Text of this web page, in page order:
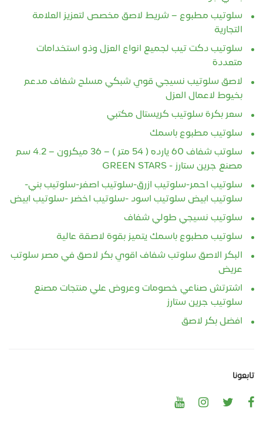
سلوتيب مطبوع – شريط لاصق مخصص لتعزيز العلامة
التجارية
سلوتيب دكت تيب لجميع انواع العزل وذو استخدامات
متعددة
لاصق سلوتيب نسيجي قوي شبكي مسلح شفاف مدعم
بخيوط لاعمال العزل
سعر بكرة سلوتيب كريستال مكتبي
سلوتيب مطبوع باسمك
سلوتب شفاف 60 يارده ( 54 متر ) – 36 ميكرون – 4.2 سم
مصنع جرين ستارز - GREEN STARS
سلوتيب احمر-سلوتيب ازرق-سلوتيب اصفر-سلوتيب بني-
سلوتيب ابيض سلوتيب اسود -سلوتيب اخضر -سلوتيب ابيض
سلوتيب نسيجي طولي شفاف
سلوتيب مطبوع باسمك يتميز بقوة لاصقة عالية
البكر الاصق سلوتب شفاف اقوي بكر لاصق في مصر سلوتب
عريض
اشترتش صناعي خصومات وعروض علي منتجات مصنع
سلوتيب جرين ستارز
افضل بكر لاصق
تابعونا